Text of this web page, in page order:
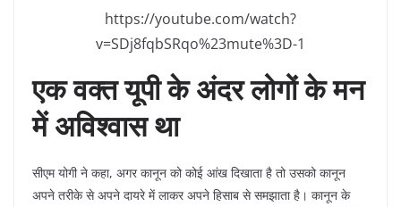
https://youtube.com/watch?
v=SDj8fqbSRqo%23mute%3D-1
एक वक्त यूपी के अंदर लोगों के मन
में अविश्वास था
सीएम योगी ने कहा, अगर कानून को कोई आंख दिखाता है तो उसको कानून
अपने तरीके से अपने दायरे में लाकर अपने हिसाब से समझाता है। कानून के